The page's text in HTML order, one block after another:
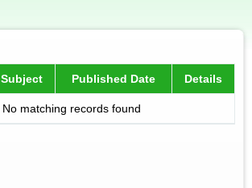
Subject Published Date Details
No matching records found